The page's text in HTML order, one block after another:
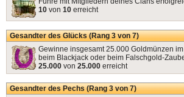
10 von 10 erreicht
Gesandter des Glücks (Rang 3 von 7)
Gewinne insgesamt 25.000 Goldmünzen
beim Blackjack oder beim Falschgold-
25.000 von 25.000 erreicht
Gesandter des Pechs (Rang 3 von 7)